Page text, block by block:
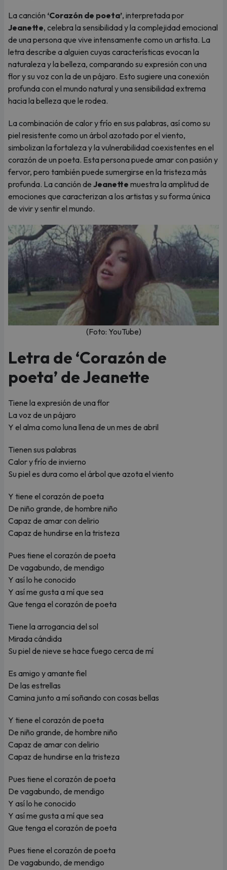
La canción ‘Corazón de poeta’, interpretada por
Jeanette, celebra la sensibilidad y la complejidad emocional
de una persona que vive intensamente como un artista. La
letra describe a alguien cuyas características evocan la
naturaleza y la belleza, comparando su expresión con una
flor y su voz con la de un pájaro. Esto sugiere una conexión
profunda con el mundo natural y una sensibilidad extrema
hacia la belleza que le rodea.
La combinación de calor y frío en sus palabras, así como su
piel resistente como un árbol azotado por el viento,
simbolizan la fortaleza y la vulnerabilidad coexistentes en el
corazón de un poeta. Esta persona puede amar con pasión y
fervor, pero también puede sumergirse en la tristeza más
profunda. La canción de Jeanette muestra la amplitud de
emociones que caracterizan a los artistas y su forma única
de vivir y sentir el mundo.
(Foto: YouTube)
Letra de ‘Corazón de
poeta’ de Jeanette
Tiene la expresión de una flor
La voz de un pájaro
Y el alma como luna llena de un mes de abril
Tienen sus palabras
Calor y frío de invierno
Su piel es dura como el árbol que azota el viento
Y tiene el corazón de poeta
De niño grande, de hombre niño
Capaz de amar con delirio
Capaz de hundirse en la tristeza
Pues tiene el corazón de poeta
De vagabundo, de mendigo
Y así lo he conocido
Y así me gusta a mí que sea
Que tenga el corazón de poeta
Tiene la arrogancia del sol
Mirada cándida
Su piel de nieve se hace fuego cerca de mí
Es amigo y amante fiel
De las estrellas
Camina junto a mí soñando con cosas bellas
Y tiene el corazón de poeta
De niño grande, de hombre niño
Capaz de amar con delirio
Capaz de hundirse en la tristeza
Pues tiene el corazón de poeta
De vagabundo, de mendigo
Y así lo he conocido
Y así me gusta a mí que sea
Que tenga el corazón de poeta
Pues tiene el corazón de poeta
De vagabundo, de mendigo